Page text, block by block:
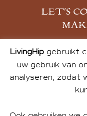
LET’S
LivingHipgebruikt
uw gebruik van
analyseren, zodat